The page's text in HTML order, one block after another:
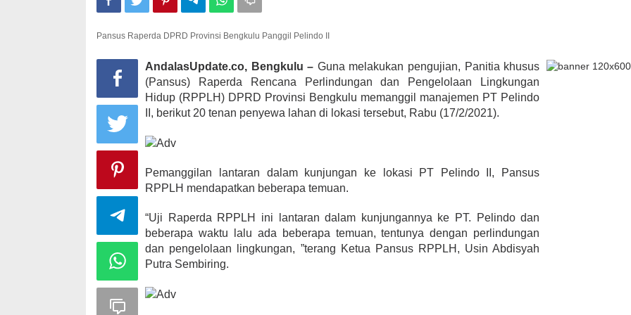
Pansus Raperda DPRD Provinsi Bengkulu Panggil Pelindo II
AndalasUpdate.co, Bengkulu – Guna melakukan pengujian, Panitia khusus
(Pansus) Raperda Rencana Perlindungan dan Pengelolaan Lingkungan
Hidup (RPPLH) DPRD Provinsi Bengkulu memanggil manajemen PT Pelindo
II, berikut 20 tenan penyewa lahan di lokasi tersebut, Rabu (17/2/2021).
Pemanggilan lantaran dalam kunjungan ke lokasi PT Pelindo II, Pansus
RPPLH mendapatkan beberapa temuan.
“Uji Raperda RPPLH ini lantaran dalam kunjungannya ke PT. Pelindo dan
beberapa waktu lalu ada beberapa temuan, tentunya dengan perlindungan
dan pengelolaan lingkungan, ”terang Ketua Pansus RPPLH, Usin Abdisyah
Putra Sembiring.
Kampanye, Helmi Hasan Di
Kabupaten Kaur Janjikan Satu
desa Satu Ambulans
Di KOMINFO KOTA BENGKULU,
POLITIK
| November 1, 2020
393 Peserta MTQ ke-XXXV Siap
Tempur Rebut Juara Dibuka
Gubernur Rohidin